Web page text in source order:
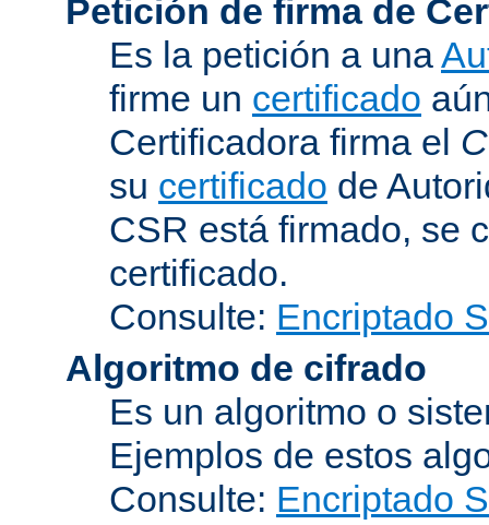
Petición de firma de
Es la petición a una
firme un certificado
Certificadora firma el
su certificado de
CSR está firmado, se
certificado.
Consulte: Encriptado
Algoritmo de cifrado
Es un algoritmo o
Ejemplos de estos
Consulte: Encriptado